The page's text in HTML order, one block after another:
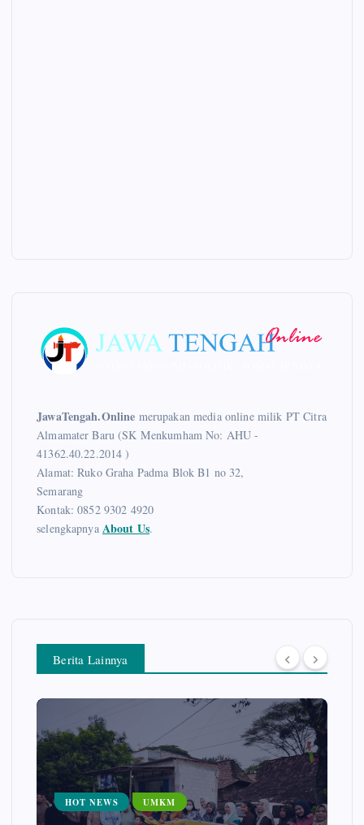
JawaTengah.Online merupakan media online milik PT Citra
Almamater Baru (SK Menkumham No: AHU -
41362.40.22.2014 )
Alamat: Ruko Graha Padma Blok B1 no 32,
Semarang
Kontak: 0852 9302 4920
selengkapnya About Us.
Berita Lainnya
HOT NEWS UMKM